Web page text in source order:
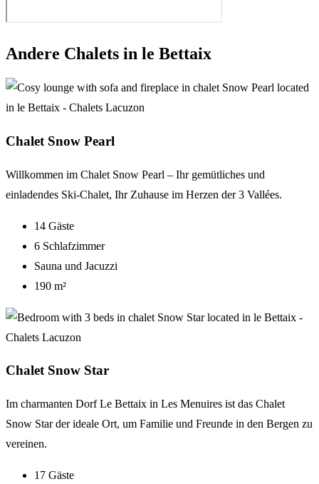
Andere Chalets in le Bettaix
Chalet Snow Pearl
Willkommen im Chalet Snow Pearl – Ihr gemütliches und
einladendes Ski-Chalet, Ihr Zuhause im Herzen der 3 Vallées.
14 Gäste
6 Schlafzimmer
Sauna und Jacuzzi
190 m²
Chalet Snow Star
Im charmanten Dorf Le Bettaix in Les Menuires ist das Chalet
Snow Star der ideale Ort, um Familie und Freunde in den Bergen zu
vereinen.
17 Gäste